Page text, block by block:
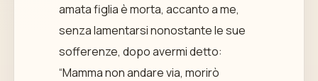
amata figlia è morta, accanto a me,
senza lamentarsi nonostante le sue
sofferenze, dopo avermi detto:
“Mamma non andare via, morirò